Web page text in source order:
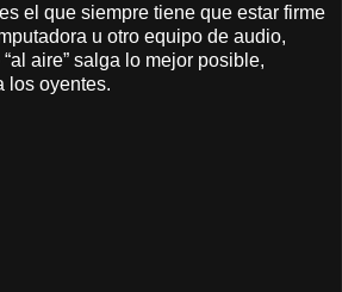
el que siempre tiene que estar firme
u otro equipo de audio,
aire” salga lo mejor posible,
los oyentes.